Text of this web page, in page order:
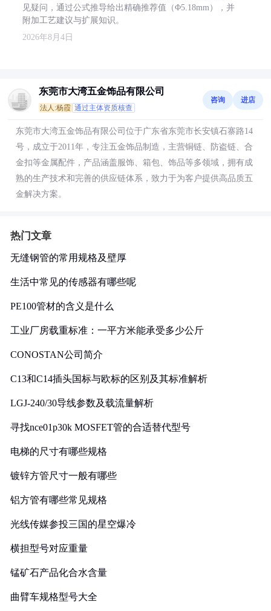
见疑问，通过公式推导给出精确推荐值（Φ5.18mm），并
附加工艺建议与扩展知识。
2026年8月4日
东莞市大湾五金饰品有限公司
法人:杨霞 通过主体资质核查
咨询 进店
东莞市大湾五金饰品有限公司位于广东省东莞市长安镇石寨路14
号，成立于2011年，专注五金饰品制造，主营铜链、防盗链、合
金扣等金属配件，产品涵盖服饰、箱包、饰品等多领域，拥有成
熟的生产技术和完善的供应链体系，致力于为客户提供高品质五
金解决方案。
热门文章
无缝钢管的常用规格及壁厚
生活中常见的传感器有哪些呢
PE100管材的含义是什么
工业厂房载重标准：一平方米能承受多少公斤
CONOSTAN公司简介
C13和C14插头国标与欧标的区别及其标准解析
LGJ-240/30导线参数及载流量解析
寻找nce01p30k MOSFET管的合适替代型号
电梯的尺寸有哪些规格
镀锌方管尺寸一般有哪些
铝方管有哪些常见规格
光线传媒参投三国的星空爆冷
横担型号对应重量
锰矿石产品化合水含量
曲臂车规格型号大全